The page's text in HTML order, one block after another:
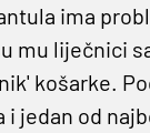
ima
mu liječnici
košarke.
i jedan od